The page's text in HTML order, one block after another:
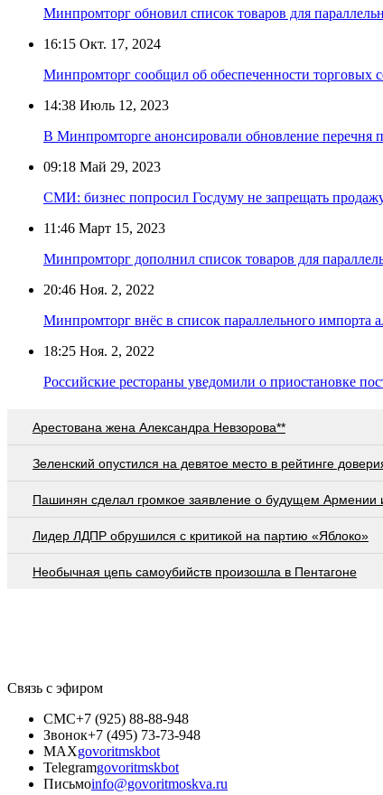
Минпромторг обновил список товаров для
16:15 Окт. 17, 2024
Минпромторг сообщил об обеспеченности торговых
14:38 Июль 12, 2023
В Минпромторге анонсировали обновление перечня
09:18 Май 29, 2023
СМИ: бизнес попросил Госдуму не запрещать
11:46 Март 15, 2023
Минпромторг дополнил список товаров для
20:46 Ноя. 2, 2022
Минпромторг внёс в список параллельного импорта
18:25 Ноя. 2, 2022
Российские рестораны уведомили о приостановке
Арестована жена Александра Невзорова**
Зеленский опустился на девятое место в рейтинге
Пашинян сделал громкое заявление о будущем Армении
Лидер ЛДПР обрушился с критикой на партию «Яблоко»
Необычная цепь самоубийств произошла в Пентагоне
Связь с эфиром
СМС+7 (925) 88-88-948
Звонок+7 (495) 73-73-948
MAXgovoritmskbot
Telegramgovoritmskbot
Письмоinfo@govoritmoskva.ru